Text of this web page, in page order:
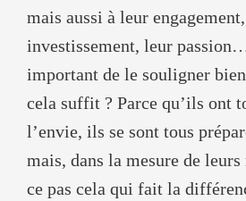
mais aussi à leur
investissement, leur
important de le souligner
cela suffit ? Parce qu’ils ont
l’envie, ils se sont tous
mais, dans la mesure de
ce pas cela qui fait la